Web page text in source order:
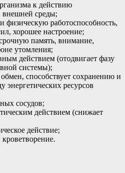
к действию
внешней среды;
физическую работоспособность,
хорошее настроение;
память, внимание,
утомления;
действием (отодвигает фазу
системы);
способствует сохранению и
энергетических ресурсов
сосудов;
действием (снижает
действие;